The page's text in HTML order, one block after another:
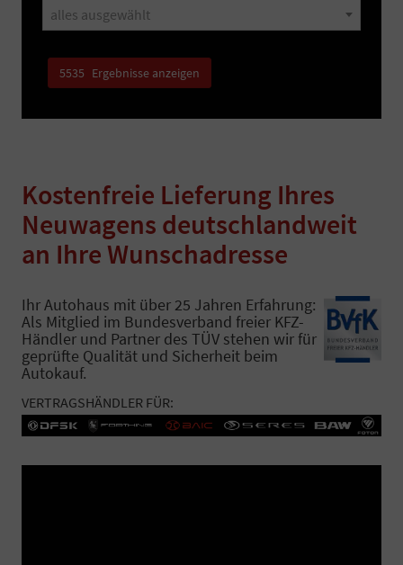
alles ausgewählt
5535 Ergebnisse anzeigen
Kostenfreie Lieferung Ihres
Neuwagens deutschlandweit
an Ihre Wunschadresse
Ihr Autohaus mit über 25 Jahren Erfahrung:
Als Mitglied im Bundesverband freier KFZ-
Händler und Partner des TÜV stehen wir für
geprüfte Qualität und Sicherheit beim
Autokauf.
VERTRAGSHÄNDLER FÜR: